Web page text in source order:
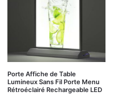
Porte Affiche de Table
Lumineux Sans Fil Porte Menu
Rétroéclairé Rechargeable LED